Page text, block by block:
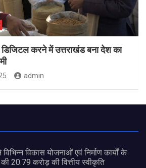
डिजिटल करने में उत्तराखंड बना देश का
admin
विकास योजनाओं एवं निर्माण कार्यों के
20.79 करोड़ की वित्तीय स्वीकृति